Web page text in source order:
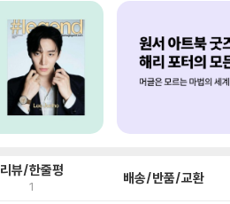
리뷰/한줄평
1 배송/반품/교환